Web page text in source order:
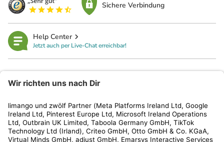
Sichere Verbindung
Help Center
Jetzt auch per Live-Chat erreichbar!
Kundenservice